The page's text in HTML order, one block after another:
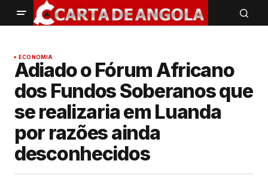
ECONOMIA
Adiado o Fórum Africano
dos Fundos Soberanos que
se realizaria em Luanda
por razões ainda
desconhecidos